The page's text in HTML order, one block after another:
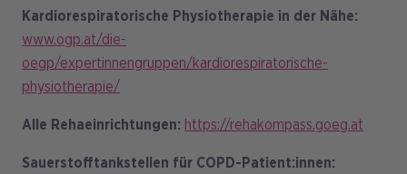
Kardiorespiratorische Physiotherapie in der Nähe:
www.ogp.at/die-
oegp/expertinnengruppen/kardiorespiratorische-
physiotherapie/
Alle Rehaeinrichtungen: https://rehakompass.goeg.at
Sauerstofftankstellen für COPD-Patient:innen: